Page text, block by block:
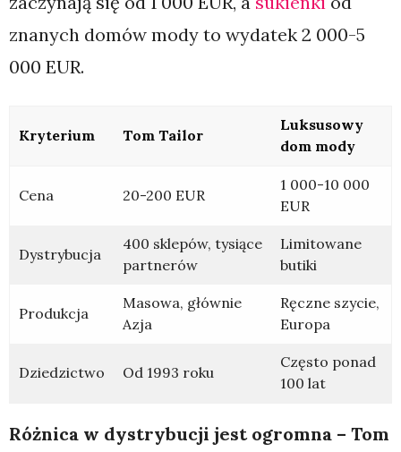
znanych domów mody to wydatek 2 000-5
000 EUR.
Kryterium Tom Tailor
Luksusowy
dom mody
Cena 20-200 EUR
1 000-10 000
EUR
Dystrybucja
400 sklepów, tysiące
partnerów
Limitowane
butiki
Produkcja
Masowa, głównie
Azja
Ręczne szycie,
Europa
Dziedzictwo Od 1993 roku
Często ponad
100 lat
Różnica w dystrybucji jest ogromna – Tom